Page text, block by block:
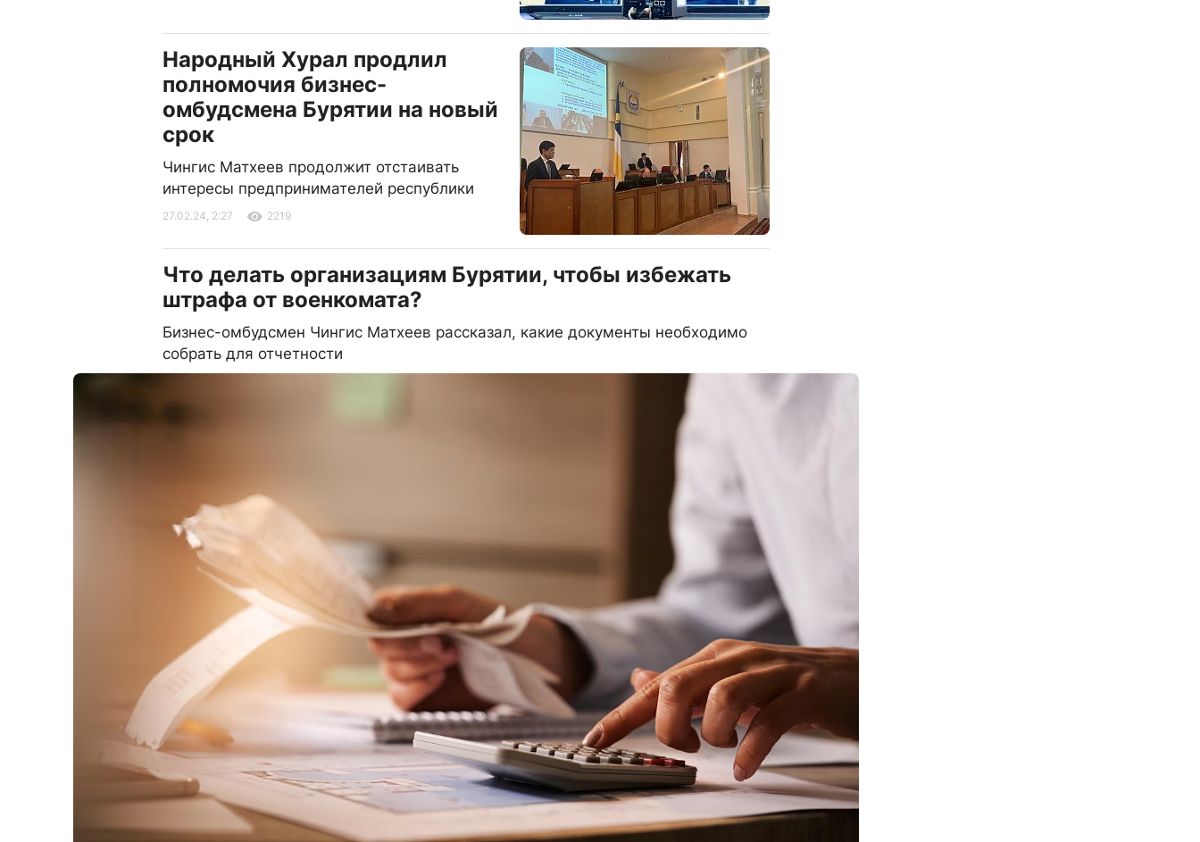
Народный Хурал продлил
полномочия бизнес-
омбудсмена Бурятии на новый
срок
Чингис Матхеев продолжит отстаивать
интересы предпринимателей республики
27.02.24, 2:27 2219
Что делать организациям Бурятии, чтобы избежать
штрафа от военкомата?
Бизнес-омбудсмен Чингис Матхеев рассказал, какие документы необходимо
собрать для отчетности